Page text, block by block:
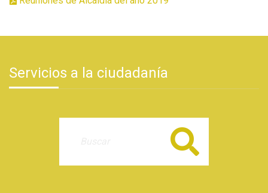
Servicios a la ciudadanía
Buscar